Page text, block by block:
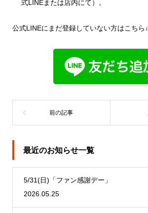
式LINEまたは店内にて）。
公式LINEにまだ登録していない方はこちら↓
最近のお知らせ一覧
5/31(日)「ファン感謝デー」
2026.05.25